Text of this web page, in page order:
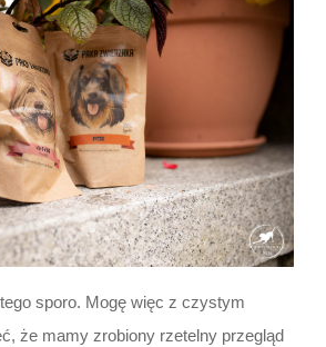
sporo. Mogę więc z czystym
że mamy zrobiony rzetelny przegląd